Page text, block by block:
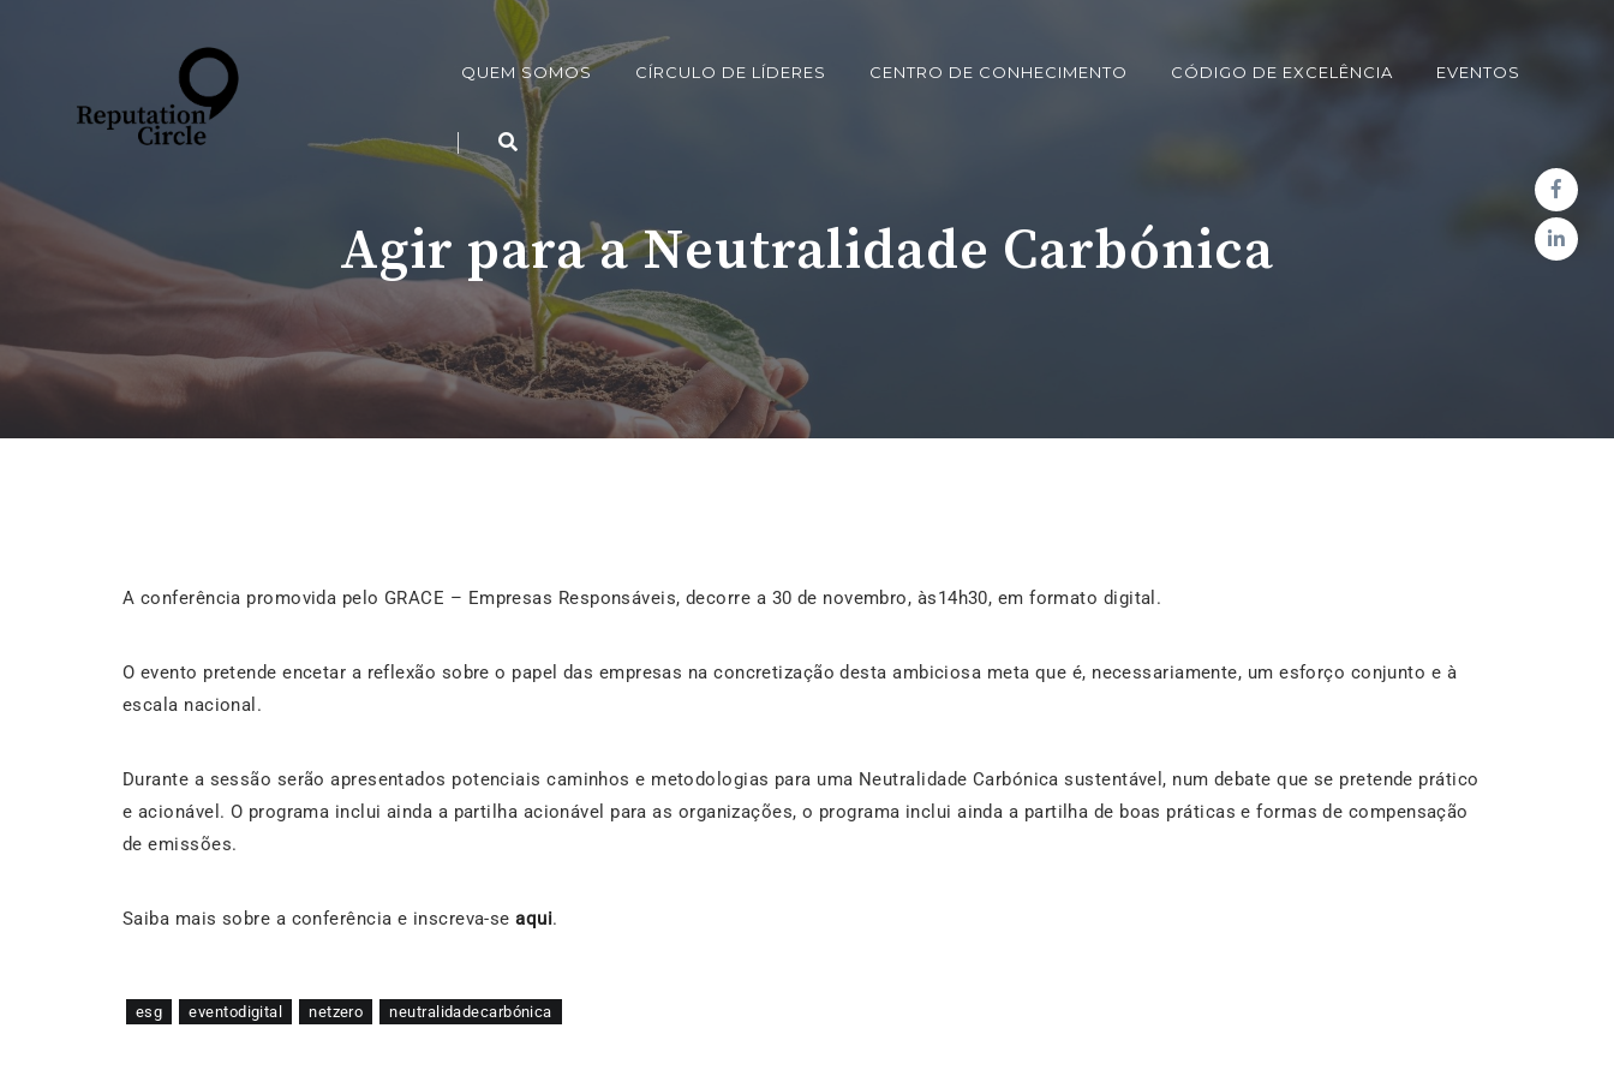
QUEM SOMOS CÍRCULO DE LÍDERES CENTRO DE CONHECIMENTO CÓDIGO DE EXCELÊNCIA EVENTOS
Agir para a Neutralidade Carbónica
A conferência promovida pelo GRACE – Empresas Responsáveis, decorre a 30 de novembro, às14h30, em formato digital.
O evento pretende encetar a reflexão sobre o papel das empresas na concretização desta ambiciosa meta que é, necessariamente, um esforço conjunto e à
escala nacional.
Durante a sessão serão apresentados potenciais caminhos e metodologias para uma Neutralidade Carbónica sustentável, num debate que se pretende prático
e acionável. O programa inclui ainda a partilha acionável para as organizações, o programa inclui ainda a partilha de boas práticas e formas de compensação
de emissões.
Saiba mais sobre a conferência e inscreva-seaqui.
esg eventodigital netzero neutralidadecarbónica